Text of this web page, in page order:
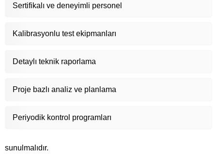
Sertifikalı ve deneyimli personel
Kalibrasyonlu test ekipmanları
Detaylı teknik raporlama
Proje bazlı analiz ve planlama
Periyodik kontrol programları
sunulmalıdır.